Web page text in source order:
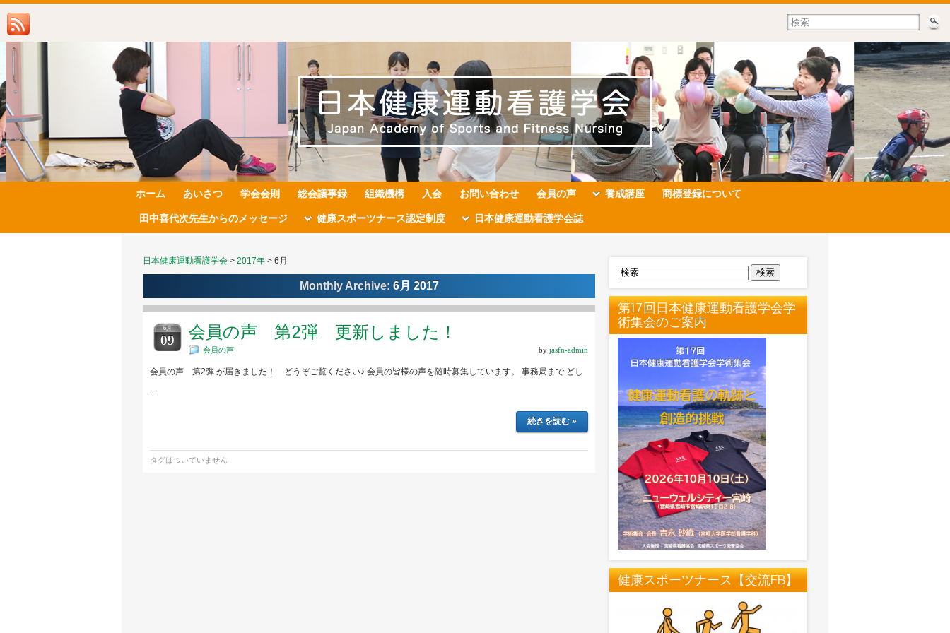
ホーム あいさつ 学会会則 総会議事録 組織機構 入会 お問い合わせ 会員の声 養成講座 商標登録について
田中喜代次先生からのメッセージ 健康スポーツナース認定制度 日本健康運動看護学会誌
日本健康運動看護学会 > 2017年 > 6月
Monthly Archive: 6月 2017
6月
09 会員の声 第2弾 更新しました！
会員の声 by jasfn-admin
会員の声 第2弾 が届きました！ どうぞご覧ください♪ 会員の皆様の声を随時募集しています。 事務局まで どし
…
続きを読む »
タグはついていません
検索
第17回日本健康運動看護学会学
術集会のご案内
健康スポーツナース【交流FB】